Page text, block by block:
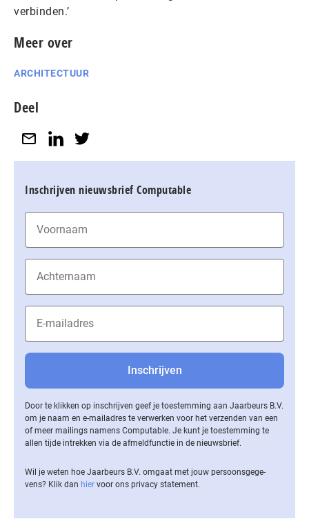
verbinden.’
Meer over
ARCHITECTUUR
Deel
Inschrijven nieuwsbrief Computable
Door te klikken op inschrijven geef je toestemming aan Jaarbeurs B.V.
om je naam en e-mailadres te verwerken voor het verzenden van een
of meer mailings namens Computable. Je kunt je toestemming te
allen tijde intrekken via de af­meld­func­tie in de nieuwsbrief.
Wil je weten hoe Jaarbeurs B.V. omgaat met jouw per­soons­ge­ge­
vens? Klik dan hier voor ons privacy statement.